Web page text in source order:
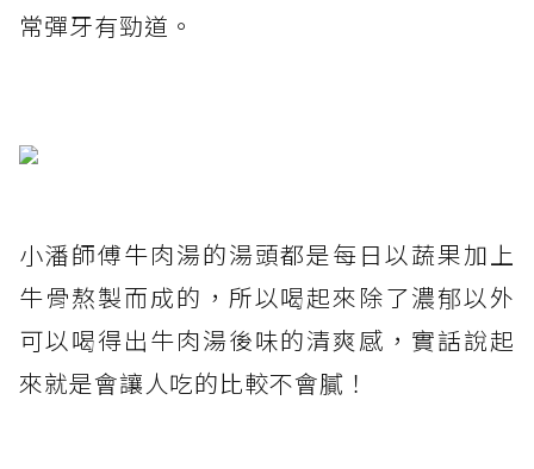
常彈牙有勁道。
小潘師傅牛肉湯的湯頭都是每日以蔬果加上
牛骨熬製而成的，所以喝起來除了濃郁以外
可以喝得出牛肉湯後味的清爽感，實話說起
來就是會讓人吃的比較不會膩！